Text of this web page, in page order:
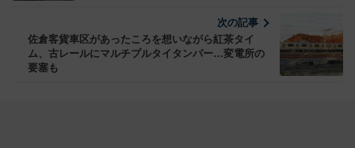
次の記事
佐倉客貨車区があったころを想いながら紅茶タイ
ム、古レールにマルチプルタイタンパー…変電所の
要塞も